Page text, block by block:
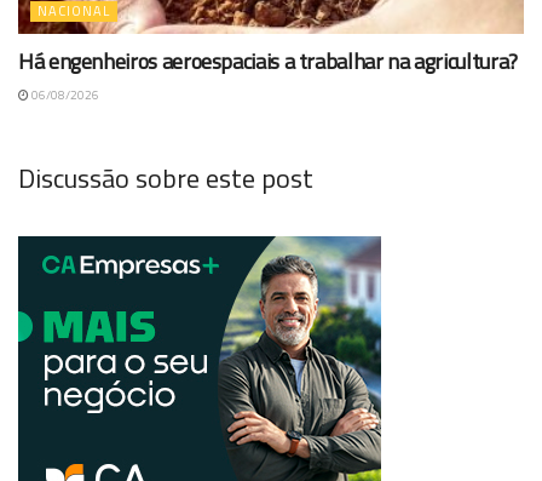
NACIONAL
Há engenheiros aeroespaciais a trabalhar na agricultura?
06/08/2026
Discussão sobre este post